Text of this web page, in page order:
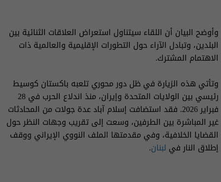
وأوضح البيان أن اللقاء سيتناول استعراض العلاقات الثنائية بين
البلدين، وتبادل الآراء حول التطورات الإقليمية والعالمية ذات
الاهتمام المشترك.
وتأتي هذه الزيارة في ظل دور محوري تلعبه باكستان كوسيط
رئيسي بين الولايات المتحدة وإيران، منذ اندلاع الحرب في 28
فبراير 2026. فقد استضافت إسلام آباد عدة جولات من المحادثات
غير المباشرة بين الطرفين، وسعت إلى تقريب وجهات النظر حول
القضايا الخلافية، وفي مقدمتها الملف النووي الإيراني ووقف
إطلاق النار في لبنان.